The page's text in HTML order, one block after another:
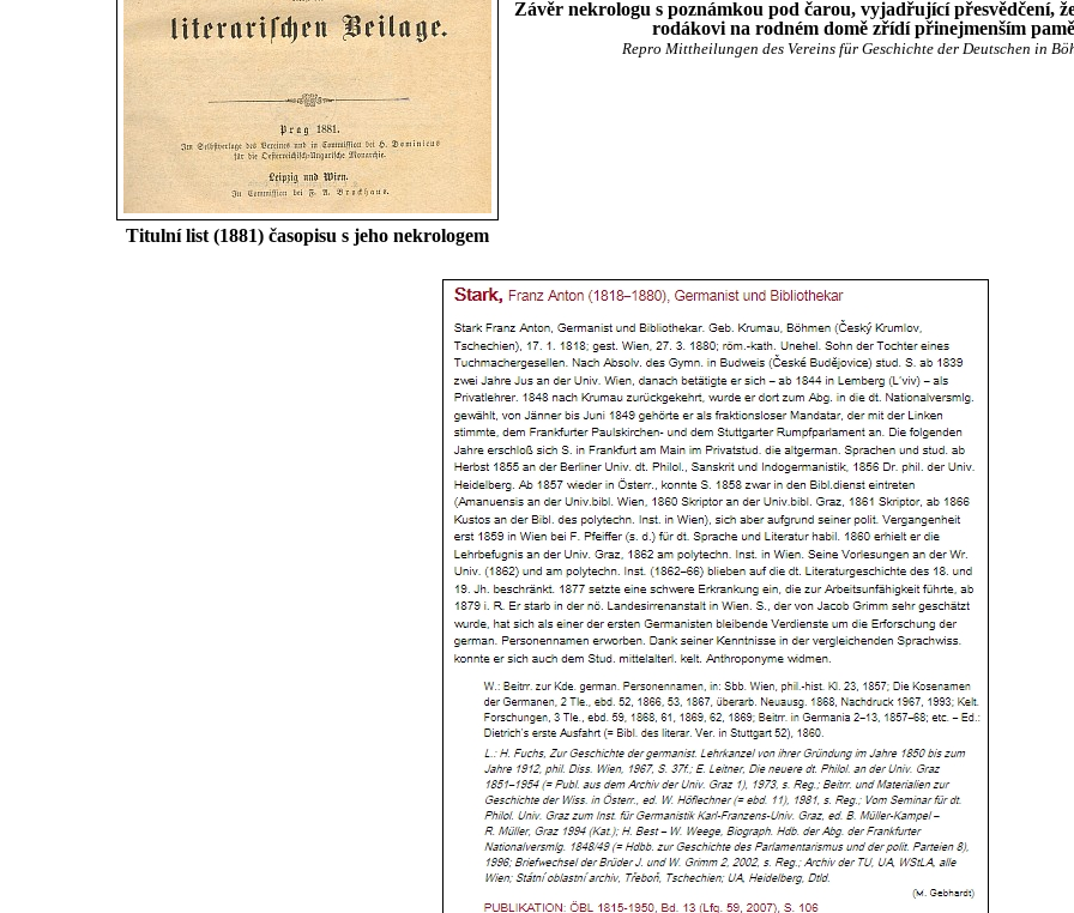
Titulní list (1881) časopisu s jeho nekrologem
Závěr nekrologu s poznámkou pod čarou, vyjadřující přesvědčení,
rodákovi na rodném domě zřídí přinejmenším
Repro Mittheilungen des Vereins für Geschichte der Deutschen in